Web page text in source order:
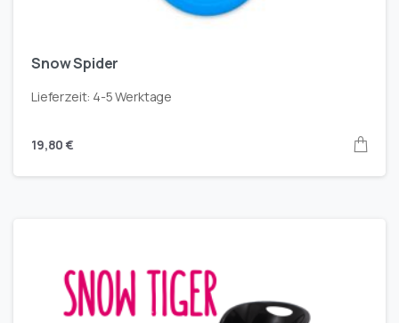
Snow Spider
Lieferzeit: 4-5 Werktage
19,80€